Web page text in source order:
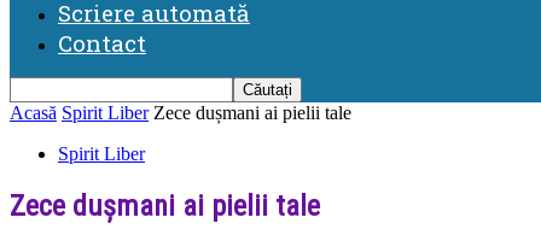
Scriere automată
Contact
Acasă Spirit Liber Zece dușmani ai pielii tale
Spirit Liber
Zece dușmani ai pielii tale